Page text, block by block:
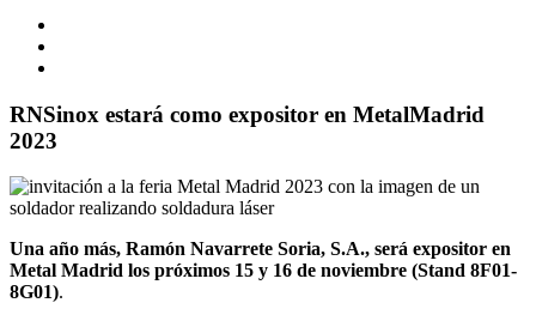
RNSinox estará como expositor en MetalMadrid
2023
Una año más, Ramón Navarrete Soria, S.A., será expositor en
Metal Madrid los próximos 15 y 16 de noviembre (Stand 8F01-
8G01).